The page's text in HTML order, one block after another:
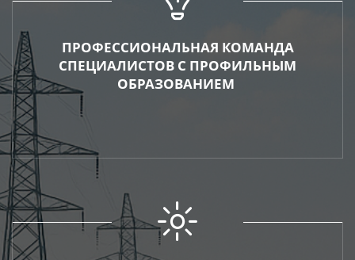
ПРОФЕССИОНАЛЬНАЯ КОМАНДА
СПЕЦИАЛИСТОВ С ПРОФИЛЬНЫМ
ОБРАЗОВАНИЕМ